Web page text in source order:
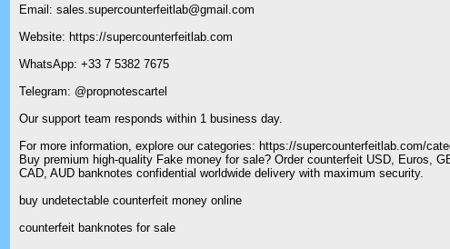
Email: sales.supercounterfeitlab@gmail.com
Website: https://supercounterfeitlab.com
WhatsApp: +33 7 5382 7675
Telegram: @propnotescartel
Our support team responds within 1 business day.
For more information, explore our categories: https://supercounterfeitlab.com/
Buy premium high-quality Fake money for sale? Order counterfeit USD, Euros,
CAD, AUD banknotes confidential worldwide delivery with maximum security.
buy undetectable counterfeit money online
counterfeit banknotes for sale